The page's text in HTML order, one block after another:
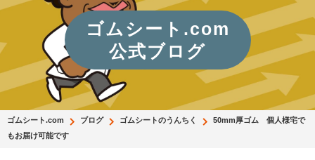
ゴムシート.com
公式ブログ
ゴムシート.com ブログ ゴムシートのうんちく
50mm厚ゴム 個人様宅で
もお届け可能です